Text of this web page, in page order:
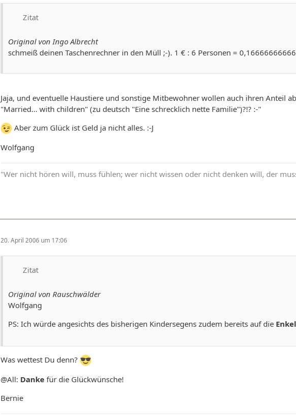
Zitat
Original von Ingo Albrecht
schmeiß deinen Taschenrechner in den Müll ;-). 1 € : 6 Personen =
Jaja, und eventuelle Haustiere und sonstige Mitbewohner wollen auch ihren Anteil
"Married... with children" (zu deutsch "Eine schrecklich nette Familie")?!? :-"
Aber zum Glück ist Geld ja nicht alles. :-J
Wolfgang
"Wer nicht hören will, muss fühlen; wer nicht wissen oder nicht denken will, der
20. April 2006 um 17:06
Zitat
Original von Rauschwälder
Wolfgang
PS: Ich würde angesichts des bisherigen Kindersegens zudem bereits auf die Enkel
Was wettest Du denn?
@All: Danke für die Glückwünsche!
Bernie